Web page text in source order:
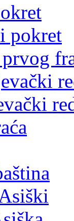
pokret